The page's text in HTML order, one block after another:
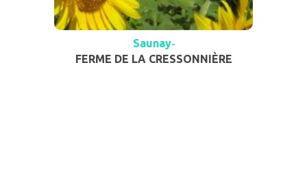
Saunay-
FERME DE LA CRESSONNIÈRE